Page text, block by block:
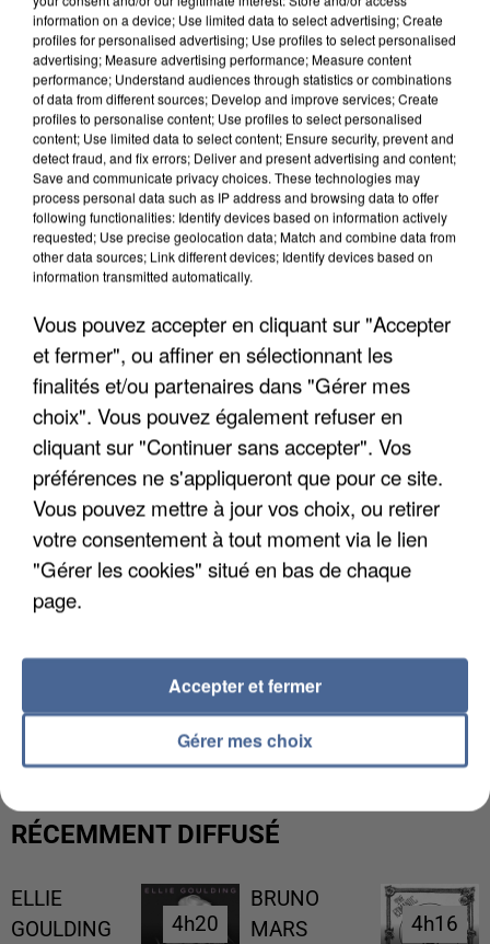
APRÈS TOUTES CES CANICULES, LES REFUGES
L’UN DES FONDATEURS SUPPOSÉS DE LA DZ
MAFIA INTERPELLÉ EN ALGÉRIE
RÉCEMMENT DIFFUSÉ
ELLIE
GOULDING
4h20
4h20
BRUNO
MARS
4h16
4h16
information on a device; Use limited data to select advertising; Create
profiles for personalised advertising; Use profiles to select personalised
advertising; Measure advertising performance; Measure content
performance; Understand audiences through statistics or combinations
of data from different sources; Develop and improve services; Create
profiles to personalise content; Use profiles to select personalised
content; Use limited data to select content; Ensure security, prevent and
detect fraud, and fix errors; Deliver and present advertising and content;
Save and communicate privacy choices. These technologies may
process personal data such as IP address and browsing data to offer
following functionalities: Identify devices based on information actively
requested; Use precise geolocation data; Match and combine data from
other data sources; Link different devices; Identify devices based on
information transmitted automatically.
Vous pouvez accepter en cliquant sur "Accepter
et fermer", ou affiner en sélectionnant les
finalités et/ou partenaires dans "Gérer mes
choix". Vous pouvez également refuser en
cliquant sur "Continuer sans accepter". Vos
préférences ne s'appliqueront que pour ce site.
Vous pouvez mettre à jour vos choix, ou retirer
votre consentement à tout moment via le lien
"Gérer les cookies" situé en bas de chaque
page.
Gérer mes choix
Accepter et fermer